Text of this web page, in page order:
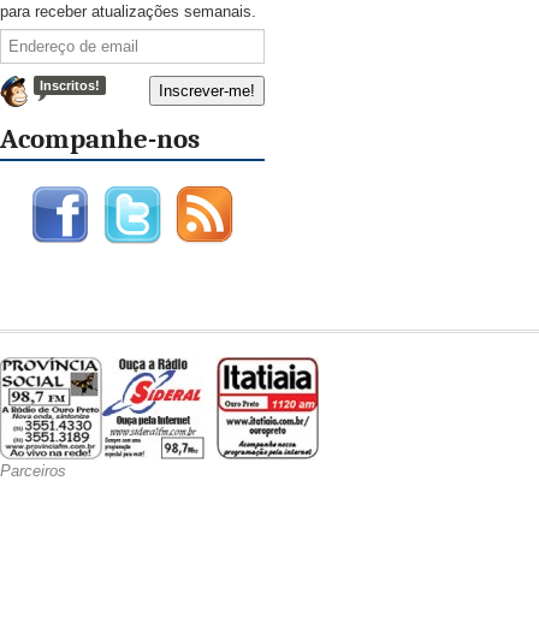
para receber atualizações semanais.
Inscritos!
Acompanhe-nos
Parceiros